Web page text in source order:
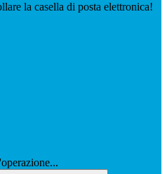
la casella di posta elettronica!